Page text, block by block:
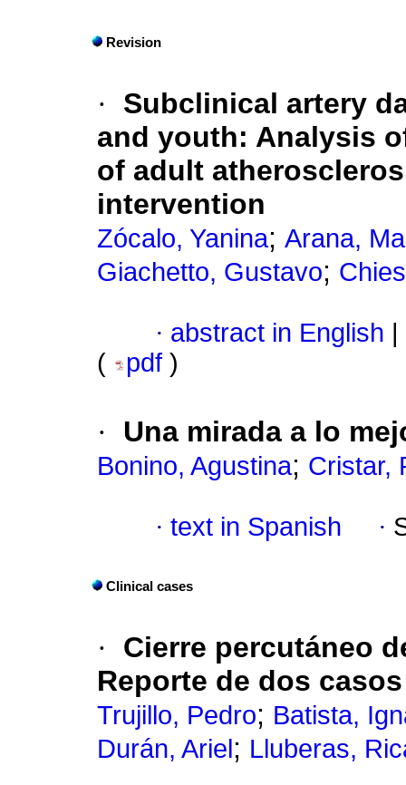
Revision
·
Subclinical artery
and youth: Analysis
of adult
intervention
Zócalo, Yanina; Arana,
Giachetto, Gustavo;
· abstract in English
(
pdf )
· Una mirada a lo
Bonino, Agustina; Cristar,
· text in Spanish ·
Clinical cases
·
Cierre percutáneo
Reporte de dos casos
Trujillo, Pedro; Batista,
Durán, Ariel ; Lluberas,